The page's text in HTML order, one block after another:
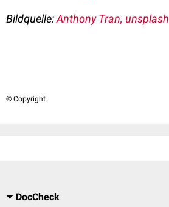
Bildquelle:Anthony Tran, unsplash
© Copyright
DocCheck